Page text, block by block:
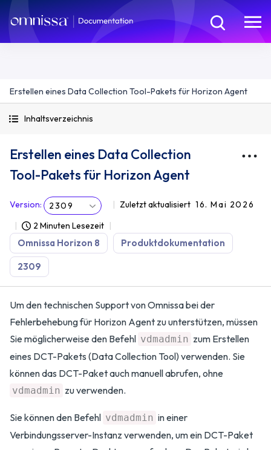
Erstellen eines Data Collection Tool-Pakets für Horizon Agent
Inhaltsverzeichnis
Erstellen eines Data Collection
Tool-Pakets für Horizon Agent
Version: 2309 Zuletzt aktualisiert 16. Mai 2026
2 Minuten Lesezeit
Omnissa Horizon 8 Produktdokumentation
2309
Um den technischen Support von Omnissa bei der
Fehlerbehebung für Horizon Agent zu unterstützen, müssen
Sie möglicherweise den Befehl vdmadmin zum Erstellen
eines DCT-Pakets (Data Collection Tool) verwenden. Sie
können das DCT-Paket auch manuell abrufen, ohne
vdmadmin zu verwenden.
Sie können den Befehl vdmadmin in einer
Verbindungsserver-Instanz verwenden, um ein DCT-Paket